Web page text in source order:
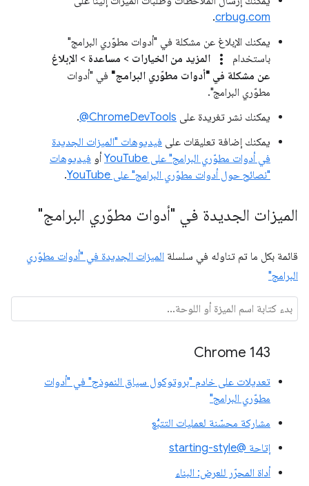
crbug.com
.
يمكنك الإبلاغ عن مشكلة في "أدوات مطوّري البرامج"
باستخدام
more_vert المزيد من الخيارات > مساعدة > الإبلاغ
عن مشكلة في "أدوات مطوّري البرامج" في "أدوات
مطوّري البرامج".
يمكنك نشر تغريدة على ‎@ChromeDevTools
.
يمكنك إضافة تعليقات على فيديوهات "الميزات الجديدة
في أدوات مطوّري البرامج" على YouTube
أو فيديوهات
"نصائح حول أدوات مطوّري البرامج" على YouTube
.
الميزات الجديدة في "أدوات مطوّري البرامج"
قائمة بكل ما تم تناوله في سلسلة الميزات الجديدة في "أدوات مطوّري
البرامج"
Chrome 143
تعديلات على خادم "بروتوكول سياق النموذج" في "أدوات
مطوّري البرامج"
مشاركة محسّنة لعمليات التتبُّع
إتاحة @starting-style
أداة المحرّر للعرض: البناء